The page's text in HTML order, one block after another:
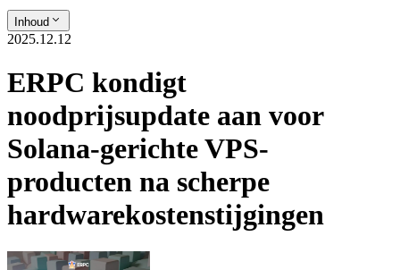
Inhoud
2025.12.12
ERPC kondigt
noodprijsupdate aan voor
Solana-gerichte VPS-
producten na scherpe
hardwarekostenstijgingen